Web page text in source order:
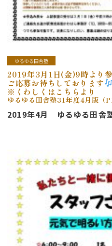
ゆるゆる田舎塾
2019年3月1日(金)9時より
ご応募お待ちしております
※くわしくはこちらより
ゆるゆる田舎塾31年度4月版（
2019年4月 ゆるゆる田舎